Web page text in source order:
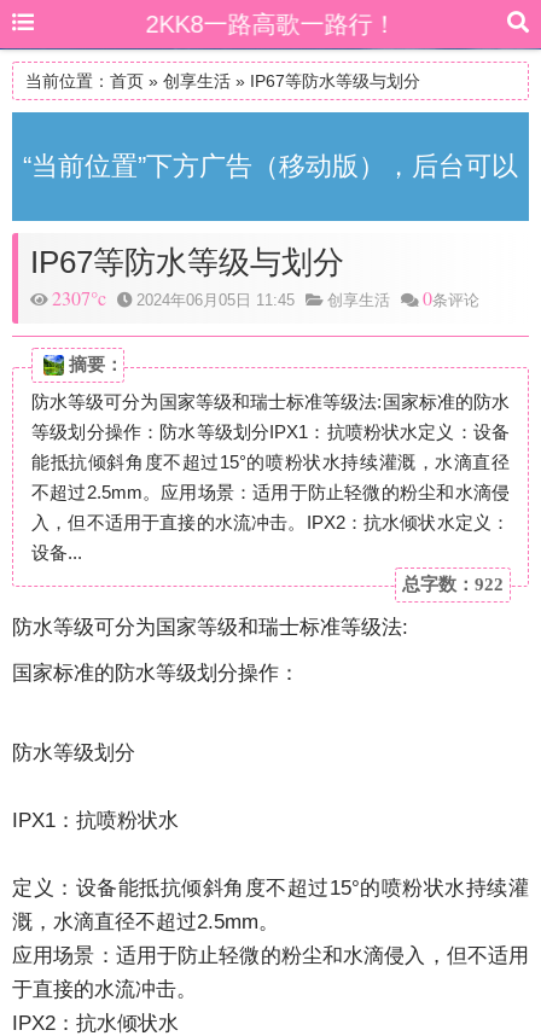
2KK8一路高歌一路行！
当前位置： 首页 » 创享生活 » IP67等防水等级与划分
“当前位置”下方广告（移动版），后台可以
自由更改
IP67等防水等级与划分
2307°c 2024年06月05日 11:45 创享生活 0条评论
摘要：
防水等级可分为国家等级和瑞士标准等级法:国家标准的防水
等级划分操作：防水等级划分IPX1：抗喷粉状水定义：设备
能抵抗倾斜角度不超过15°的喷粉状水持续灌溉，水滴直径
不超过2.5mm。应用场景：适用于防止轻微的粉尘和水滴侵
入，但不适用于直接的水流冲击。IPX2：抗水倾状水定义：
设备...
总字数：922
防水等级可分为国家等级和瑞士标准等级法:
国家标准的防水等级划分操作：
防水等级划分
IPX1：抗喷粉状水
定义：设备能抵抗倾斜角度不超过15°的喷粉状水持续灌
溉，水滴直径不超过2.5mm。
应用场景：适用于防止轻微的粉尘和水滴侵入，但不适用
于直接的水流冲击。
IPX2：抗水倾状水